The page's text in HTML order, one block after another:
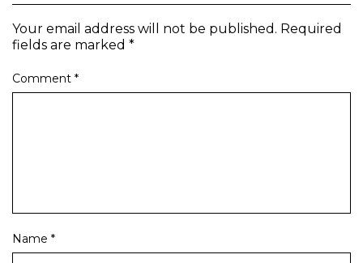
Your email address will not be published. Required
fields are marked *
Comment *
Name *